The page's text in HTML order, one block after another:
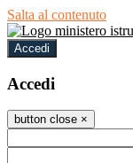
Salta al contenuto
Accedi
Accedi
button close ×